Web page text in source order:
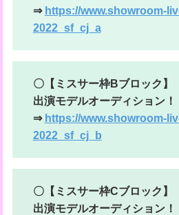
⇒ https://www.showroom-
2022_sf_cj_a
〇【ミスサー枠Bブロック】
出演モデルオーディション！
⇒ https://www.showroom-
2022_sf_cj_b
〇【ミスサー枠Cブロック】
出演モデルオーディション！